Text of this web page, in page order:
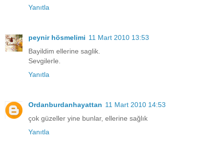
Yanıtla
peynir hösmelimi 11 Mart 2010 13:53
Bayildim ellerine saglik.
Sevgilerle.
Yanıtla
Ordanburdanhayattan 11 Mart 2010 14:53
çok güzeller yine bunlar, ellerine sağlık
Yanıtla